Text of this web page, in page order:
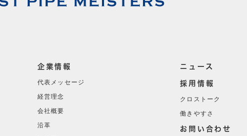
企業情報
代表メッセージ
経営理念
会社概要
沿革
ニュース
採用情報
クロストーク
働きやすさ
お問い合わせ